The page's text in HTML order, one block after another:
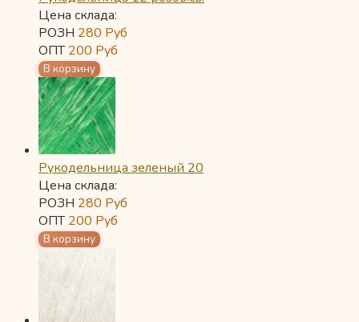
Цена склада:
РОЗН 280 Руб
ОПТ200 Руб
Рукодельница зеленый 20
Цена склада:
РОЗН 280 Руб
ОПТ200 Руб